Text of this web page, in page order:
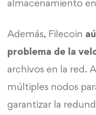
almacenamiento
Además, Filecoin
problema de la
archivos en la red.
múltiples nodos
garantizar la